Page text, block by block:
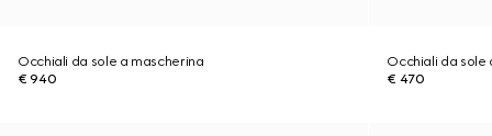
Occhiali da sole a mascherina
€ 940
Occhiali da sole
€ 470